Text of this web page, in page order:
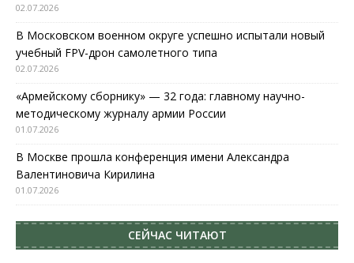
02.07.2026
В Московском военном округе успешно испытали новый
учебный FPV-дрон самолетного типа
02.07.2026
«Армейскому сборнику» — 32 года: главному научно-
методическому журналу армии России
01.07.2026
В Москве прошла конференция имени Александра
Валентиновича Кирилина
01.07.2026
СЕЙЧАС ЧИТАЮТ